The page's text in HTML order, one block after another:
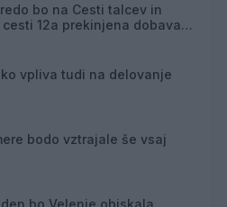
bo na Cesti talcev in
12a prekinjena dobava
vpliva tudi na delovanje
bodo vztrajale še vsaj
bo Velenje obiskala